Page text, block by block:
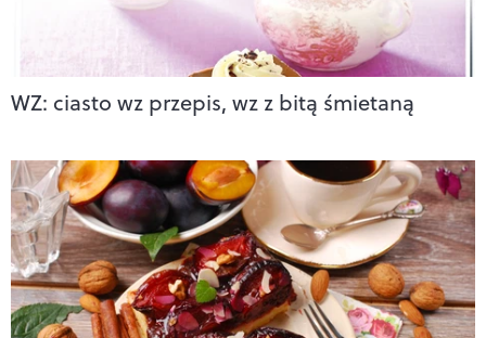
WZ: ciasto wz przepis, wz z bitą śmietaną